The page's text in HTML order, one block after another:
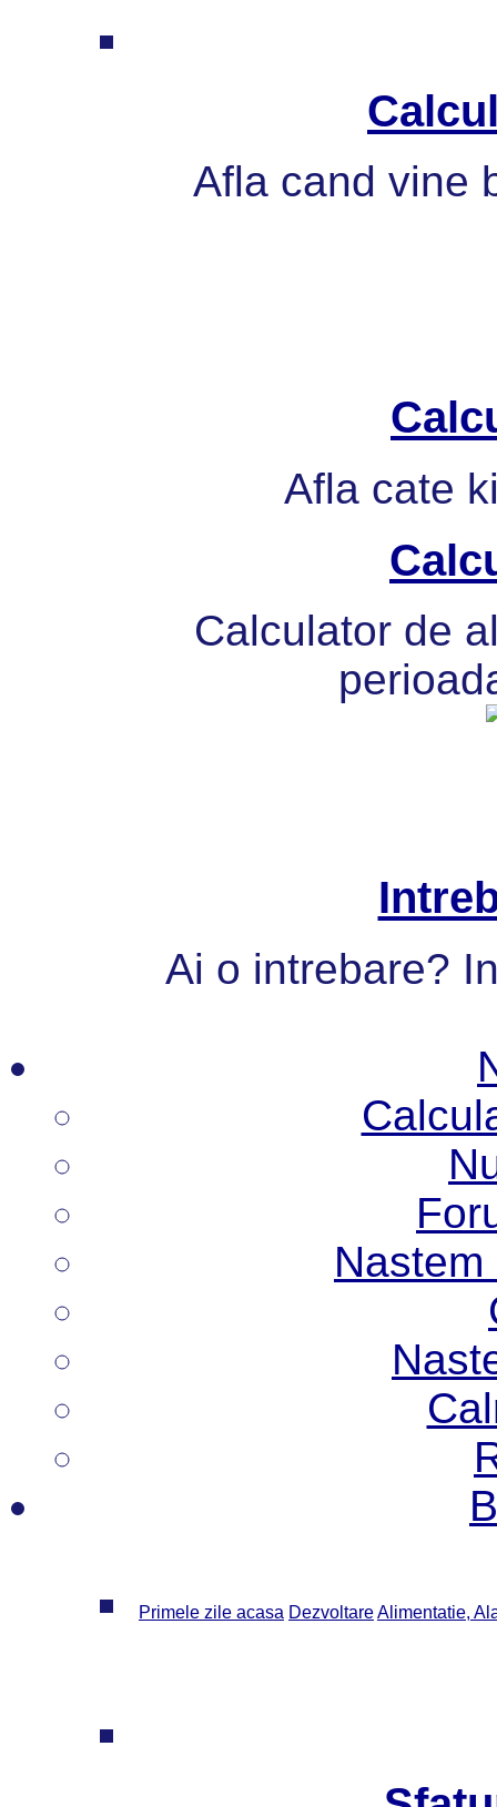
Afla cand vine
Afla cate
Calculator de
Ai o intrebare?
Primele zile acasa DezvoltareAlimentatie,